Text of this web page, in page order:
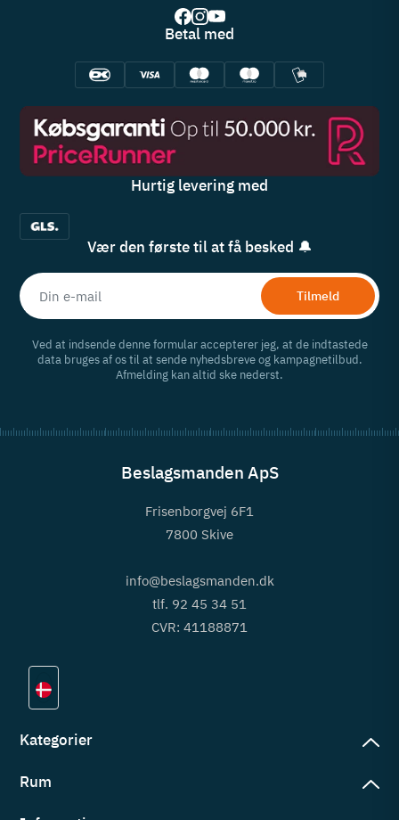
Betal med
Hurtig levering med
Vær den første til at få besked 🔔
Tilmeld
Ved at indsende denne formular accepterer jeg, at de indtastede
data bruges af os til at sende nyhedsbreve og kampagnetilbud.
Afmelding kan altid ske nederst.
Beslagsmanden ApS
Frisenborgvej 6F1
7800 Skive
info@beslagsmanden.dk
tlf. 92 45 34 51
CVR: 41188871
Kategorier
Rum